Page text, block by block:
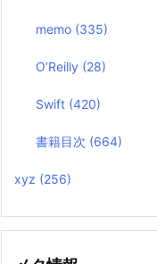
memo (335)
O’Reilly (28)
Swift (420)
書籍目次 (664)
xyz (256)